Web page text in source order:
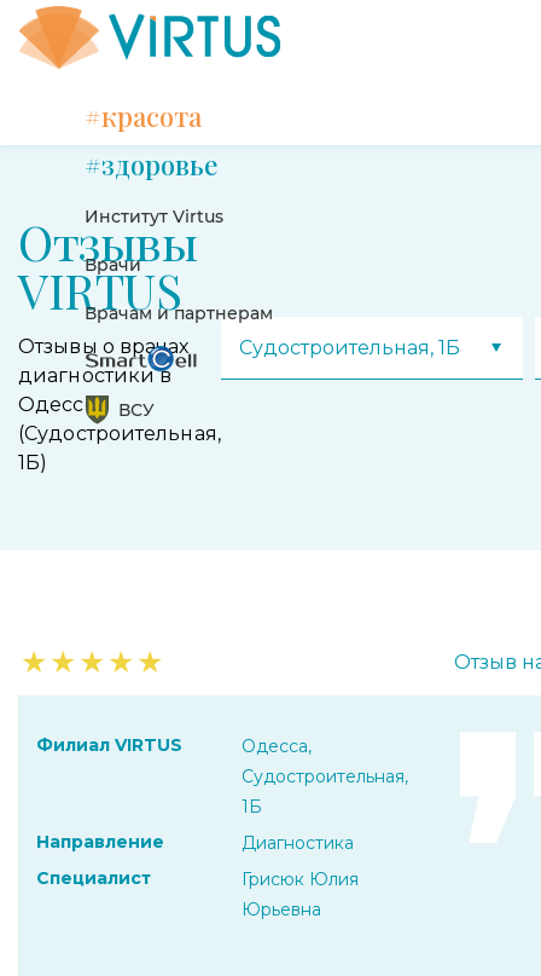
#красота
#здоровье
Институт Virtus
Врачи
Врачам и партнерам
ВСУ
Отзывы
VIRTUS
Отзывы о врачах
диагностики в
Одессе
(Судостроительная,
1Б)
Судостроительная, 1Б
★★★★★ Отзыв
Филиал VIRTUS
Одесса,
Судостроительная,
1Б
Направление
Диагностика
Специалист
Грисюк Юлия
Юрьевна